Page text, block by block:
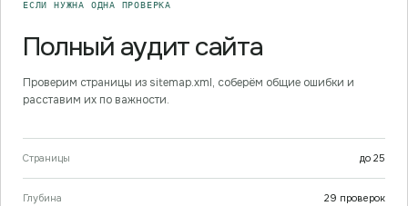
ЕСЛИ НУЖНА ОДНА ПРОВЕРКА
Полный аудит сайта
Проверим страницы из sitemap.xml, соберём общие ошибки и
расставим их по важности.
Страницы до 25
Глубина 29 проверок